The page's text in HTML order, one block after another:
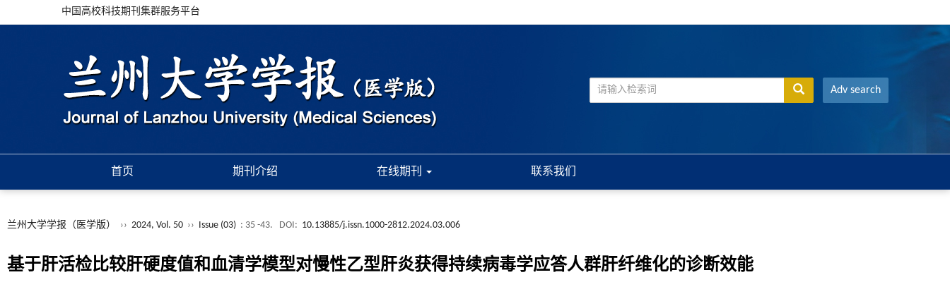
中国高校科技期刊集群服务平台
Adv search
首页 期刊介绍 在线期刊 联系我们
兰州大学学报（医学版） ›› 2024, Vol. 50 ›› Issue (03) : 35 -43. DOI: 10.13885/j.issn.1000-2812.2024.03.006
基于肝活检比较肝硬度值和血清学模型对慢性乙型肝炎获得持续病毒学应答人群肝纤维化的诊断效能